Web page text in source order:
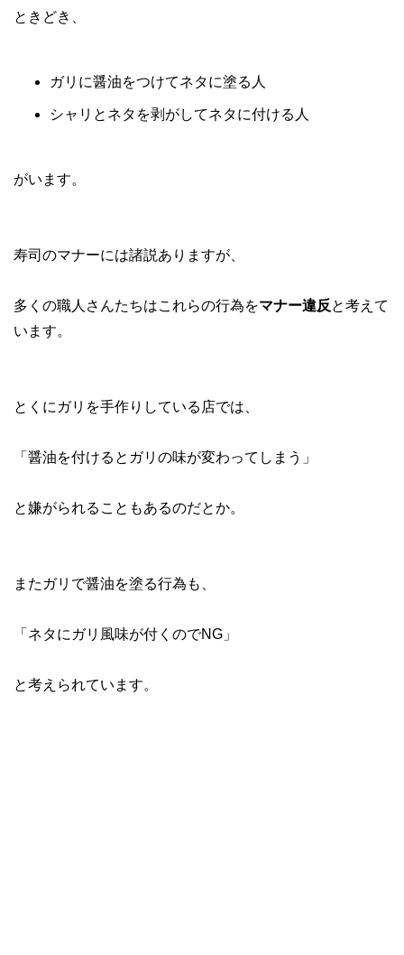
ときどき、
ガリに醤油をつけてネタに塗る人
シャリとネタを剥がしてネタに付ける人
がいます。
寿司のマナーには諸説ありますが、
多くの職人さんたちはこれらの行為をマナー違反 と考えて
います。
とくにガリを手作りしている店では、
「醤油を付けるとガリの味が変わってしまう」
と嫌がられることもあるのだとか。
またガリで醤油を塗る行為も、
「ネタにガリ風味が付くのでNG」
と考えられています。